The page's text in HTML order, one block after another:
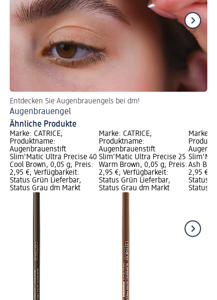
Entdecken Sie Augenbrauengels bei dm!
Augenbrauengel
Ähnliche Produkte
Marke: CATRICE;
Produktname:
Augenbrauenstift
Slim'Matic Ultra Precise 40
Cool Brown, 0,05 g; Preis:
2,95 €; Verfügbarkeit:
Status Grün Lieferbar,
Status Grau dm Markt
Marke: CATRICE;
Produktname:
Augenbrauenstift
Slim'Matic Ultra Precise 25
Warm Brown, 0,05 g; Preis:
2,95 €; Verfügbarkeit:
Status Grün Lieferbar,
Status Grau dm Markt
Marke:
Ash
2,95 €;
Status
Status